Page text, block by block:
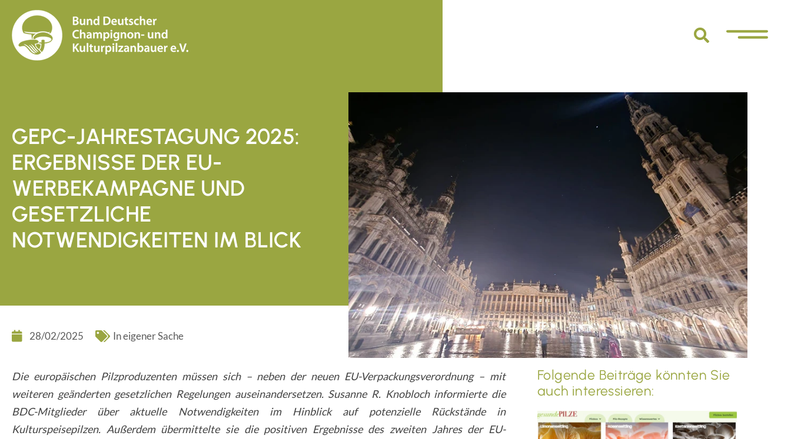
GEPC-JAHRESTAGUNG 2025:
ERGEBNISSE DER EU-
WERBEKAMPAGNE UND
GESETZLICHE
NOTWENDIGKEITEN IM BLICK
28/02/2025 In eigener Sache
Die europäischen Pilzproduzenten müssen sich – neben der neuen EU-Verpackungsverordnung – mit
weiteren geänderten gesetzlichen Regelungen auseinandersetzen. Susanne R. Knobloch informierte die
BDC-Mitglieder über aktuelle Notwendigkeiten im Hinblick auf potenzielle Rückstände in
Kulturspeisepilzen. Außerdem übermittelte sie die positiven Ergebnisse des zweiten Jahres der EU-
Folgende Beiträge könnten Sie
auch interessieren: